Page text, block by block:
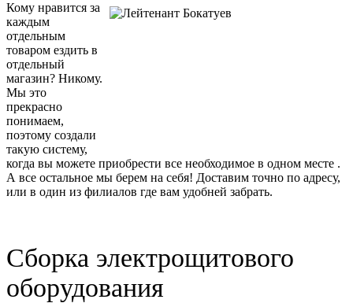
Кому нравится за
каждым
отдельным
товаром ездить в
отдельный
магазин? Никому.
Мы это
прекрасно
понимаем,
поэтому создали
такую систему,
когда вы можете приобрести все необходимое в одном месте .
А все остальное мы берем на себя! Доставим точно по адресу,
или в один из филиалов где вам удобней забрать.
Сборка электрощитового
оборудования